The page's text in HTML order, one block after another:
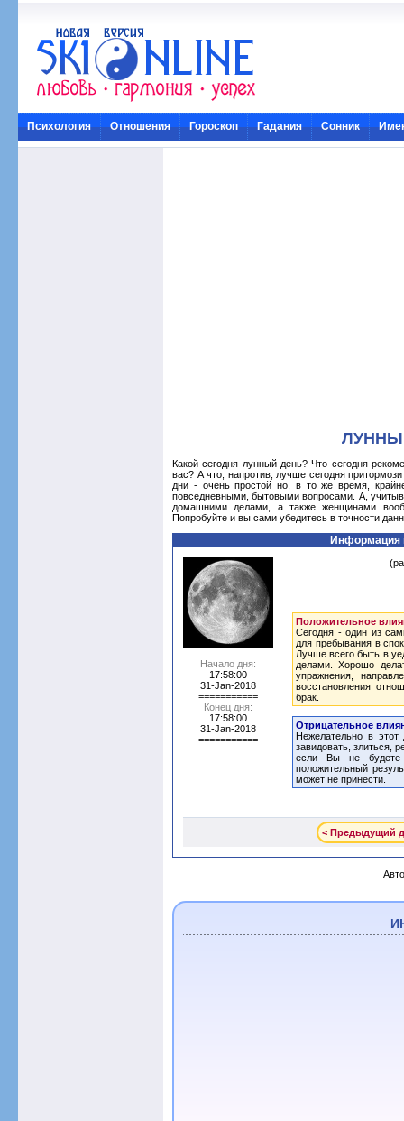
Психология Отношения Гороскоп Гадания Сонник
Какой сегодня лунный день? Что сегодня
вас? А что, напротив, лучше сегодня
дни - очень простой но, в то же время,
повседневными, бытовыми вопросами. А,
домашними делами, а также женщинами
Попробуйте и вы сами убедитесь в точности
Начало дня:
17:58:00
31-Jan-2018
===========
Конец дня:
17:58:00
31-Jan-2018
===========
Положительное
Сегодня - один из
для пребывания в
Лучше всего быть в
делами. Хорошо
упражнения,
восстановления
брак.
Отрицательное
Нежелательно в этот
завидовать, злиться,
если Вы не будете
положительный
может не принести.
< Предыдущий